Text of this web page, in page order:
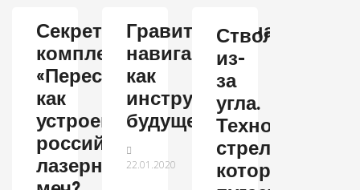
Секреты
комплекса
«Пересвет»:
как
устроен
российский
лазерный
Гравитационная
навигация
как
инструмент
будущего
22.01.2020
Ствол
из-
за
угла.
Технология
стрельбы,
которая